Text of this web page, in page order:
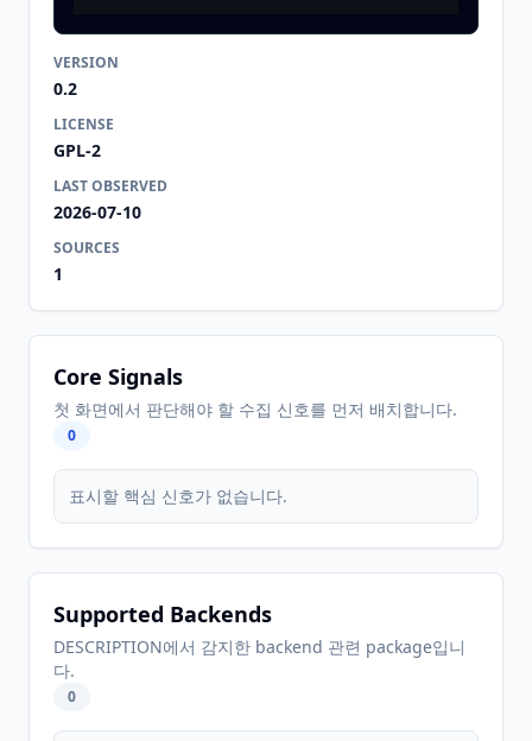
VERSION
0.2
LICENSE
GPL-2
LAST OBSERVED
2026-07-10
SOURCES
1
Core Signals
첫 화면에서 판단해야 할 수집 신호를 먼저 배치합니다.
0
표시할 핵심 신호가 없습니다.
Supported Backends
DESCRIPTION에서 감지한 backend 관련 package입니
다.
0